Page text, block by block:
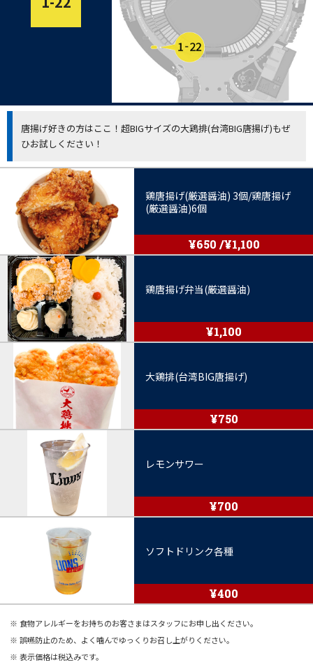
唐揚げ好きの方はここ！超BIGサイズの大鶏排(台湾BIG唐揚げ)もぜ
ひお試しください！
鶏唐揚げ(厳選醤油) 3個/鶏唐揚げ
(厳選醤油)6個
¥650 /¥1,100
鶏唐揚げ弁当(厳選醤油)
¥1,100
大鶏排(台湾BIG唐揚げ)
¥750
レモンサワー
¥700
ソフトドリンク各種
¥400
食物アレルギーをお持ちのお客さまはスタッフにお申し出ください。
誤嚥防止のため、よく噛んでゆっくりお召し上がりください。
表示価格は税込みです。